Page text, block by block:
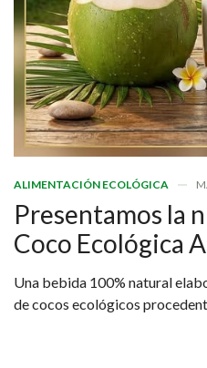
ALIMENTACIÓN ECOLÓGICA
Presentamos la
Coco Ecológica
Una bebida 100% natural
de cocos ecológicos